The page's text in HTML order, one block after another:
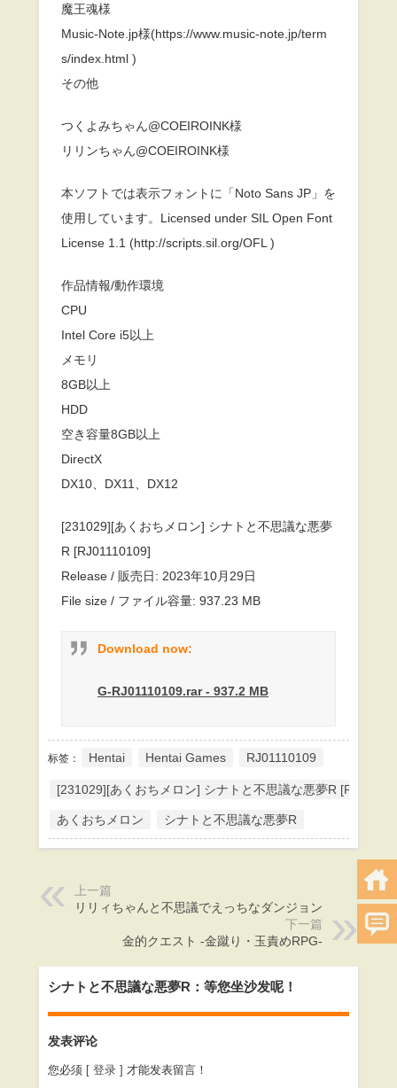
魔王魂様
Music-Note.jp様(https://www.music-note.jp/term
s/index.html )
その他
つくよみちゃん@COEIROINK様
リリンちゃん@COEIROINK様
本ソフトでは表示フォントに「Noto Sans JP」を
使用しています。Licensed under SIL Open Font
License 1.1 (http://scripts.sil.org/OFL )
作品情報/動作環境
CPU
Intel Core i5以上
メモリ
8GB以上
HDD
空き容量8GB以上
DirectX
DX10、DX11、DX12
[231029][あくおちメロン] シナトと不思議な悪夢
R [RJ01110109]
Release / 販売日: 2023年10月29日
File size / ファイル容量: 937.23 MB
Download now:
G-RJ01110109.rar - 937.2 MB
标签： Hentai Hentai Games RJ01110109
[231029][あくおちメロン] シナトと不思議な悪夢R
あくおちメロン シナトと不思議な悪夢R
上一篇
リリィちゃんと不思議でえっちなダンジョン
下一篇
金的クエスト -金蹴り・玉責めRPG-
シナトと不思議な悪夢R：等您坐沙发呢！
发表评论
您必须 [ 登录 ] 才能发表留言！